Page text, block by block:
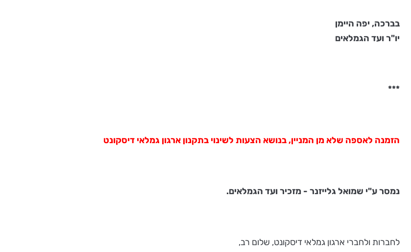
בברכה, יפה היימן
יו"ר ועד הגמלאים
***
הזמנה לאספה שלא מן המניין, בנושא הצעות לשינוי בתקנון ארגון גמלאי דיסקונט
נמסר ע"י שמואל גלייזנר - מזכיר ועד הגמלאים.
לחברות ולחברי ארגון גמלאי דיסקונט, שלום רב,